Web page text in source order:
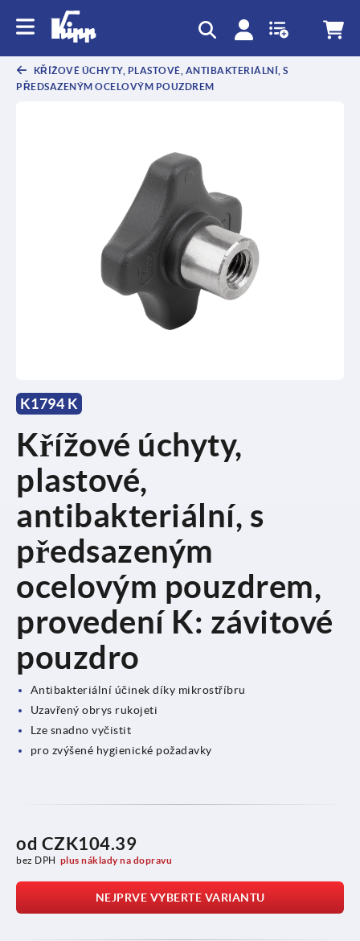
KŘÍŽOVÉ ÚCHYTY, PLASTOVÉ, ANTIBAKTERIÁLNÍ, S
PŘEDSAZENÝM OCELOVÝM POUZDREM
K1794 K
Křížové úchyty,
plastové,
antibakteriální, s
předsazeným
ocelovým pouzdrem,
provedení K: závitové
pouzdro
Antibakteriální účinek díky mikrostříbru
Uzavřený obrys rukojeti
Lze snadno vyčistit
pro zvýšené hygienické požadavky
od CZK104.39
bez DPH plus náklady na dopravu
NEJPRVE VYBERTE VARIANTU